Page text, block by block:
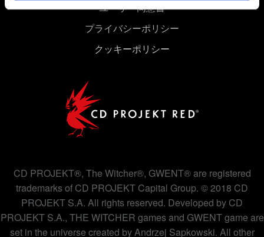
ユーザー同意書
プライバシーポリシー
クッキーポリシー
CD PROJEKT®, The Witcher®, GWENT® are registered
trademarks of CD PROJEKT Capital Group. © 2018 CD
PROJEKT S.A. All rights reserved. Developed by CD
PROJEKT S.A., THE WITCHER games and GWENT game are
set in the universe created by Andrzej Sapkowski. All other